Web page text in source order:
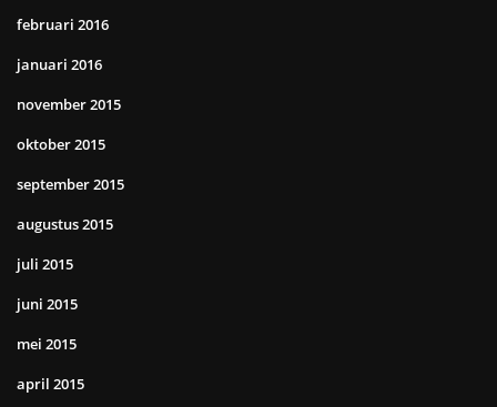
februari 2016
januari 2016
november 2015
oktober 2015
september 2015
augustus 2015
juli 2015
juni 2015
mei 2015
april 2015